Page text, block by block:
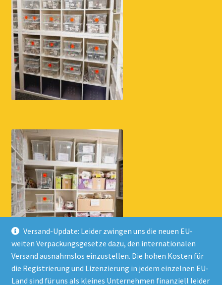
Versand-Update: Leider zwingen uns die neuen EU-
weiten Verpackungsgesetze dazu, den internationalen
Versand ausnahmslos einzustellen. Die hohen Kosten für
die Registrierung und Lizenzierung in jedem einzelnen EU-
Land sind für uns als kleines Unternehmen finanziell leider